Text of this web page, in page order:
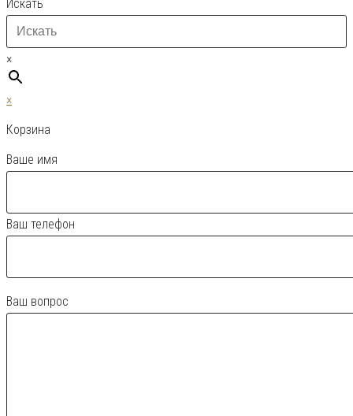
Искать
×
×
Корзина
Ваше имя
Ваш телефон
Ваш вопрос